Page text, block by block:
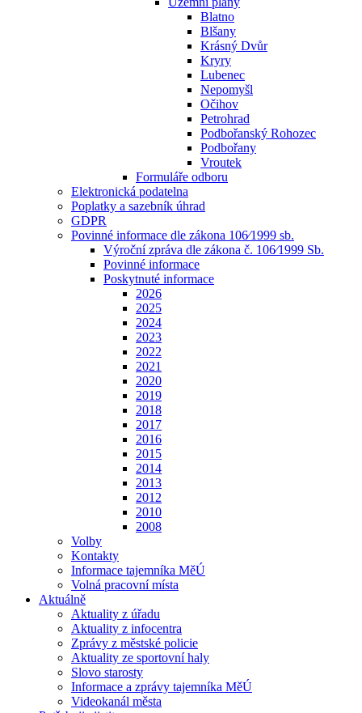
Blatno
Blšany
Krásný Dvůr
Kryry
Lubenec
Nepomyšl
Očihov
Petrohrad
Podbořanský Rohozec
Podbořany
Vroutek
Formuláře odboru
Elektronická podatelna
Poplatky a sazebník úhrad
GDPR
Povinné informace dle zákona 106⁄1999 sb.
Výroční zpráva dle zákona č. 106⁄1999 Sb.
Povinné informace
Poskytnuté informace
2026
2025
2024
2023
2022
2021
2020
2019
2018
2017
2016
2015
2014
2013
2012
2010
2008
Volby
Kontakty
Informace tajemníka MěÚ
Volná pracovní místa
Aktuálně
Aktuality z úřadu
Aktuality z infocentra
Zprávy z městské policie
Aktuality ze sportovní haly
Slovo starosty
Informace a zprávy tajemníka MěÚ
Videokanál města